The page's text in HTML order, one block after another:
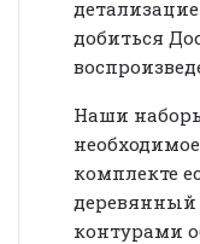
добиться
Наши
комплекте
деревянный
контурами